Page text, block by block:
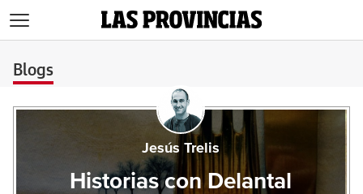
Blogs
Jesús Trelis
Historias con Delantal